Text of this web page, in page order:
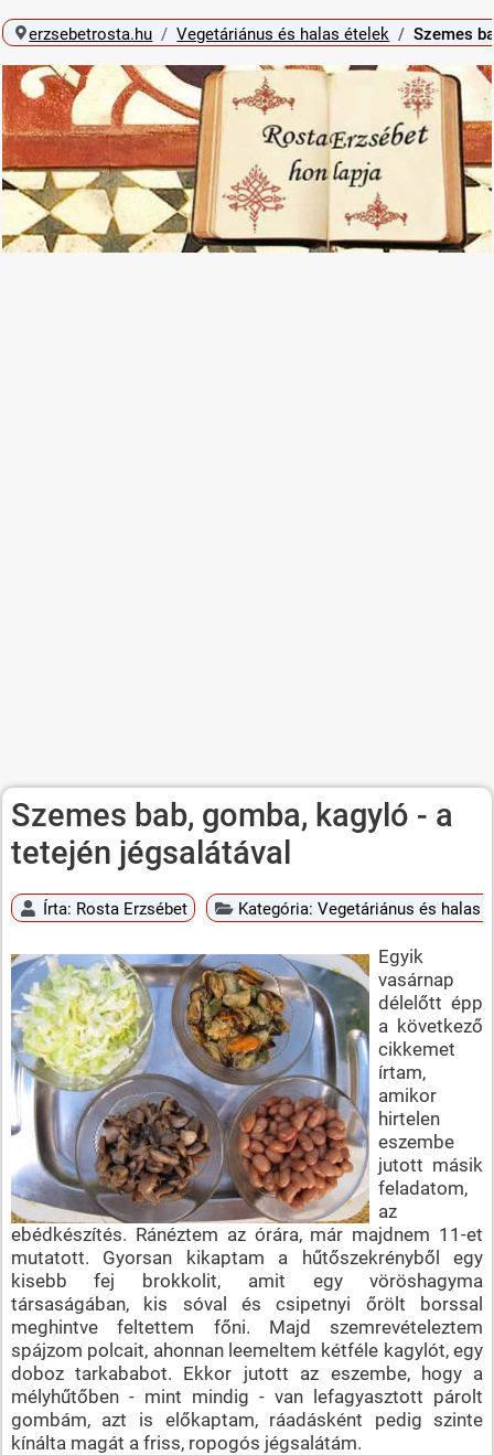
erzsebetrosta.hu Vegetáriánus és halas ételek Szemes
Szemes bab, gomba, kagyló - a
tetején jégsalátával
Írta: Rosta Erzsébet Kategória:Vegetáriánus és halas
Egyik
vasárnap
délelőtt épp
a következő
cikkemet
írtam,
amikor
hirtelen
eszembe
jutott másik
feladatom,
az
ebédkészítés. Ránéztem az órára, már majdnem 11-et
mutatott. Gyorsan kikaptam a hűtőszekrényből egy
kisebb fej brokkolit, amit egy vöröshagyma
társaságában, kis sóval és csipetnyi őrölt borssal
meghintve feltettem főni. Majd szemrevételeztem
spájzom polcait, ahonnan leemeltem kétféle kagylót, egy
doboz tarkababot. Ekkor jutott az eszembe, hogy a
mélyhűtőben - mint mindig - van lefagyasztott párolt
gombám, azt is előkaptam, ráadásként pedig szinte
kínálta magát a friss, ropogós jégsalátám.